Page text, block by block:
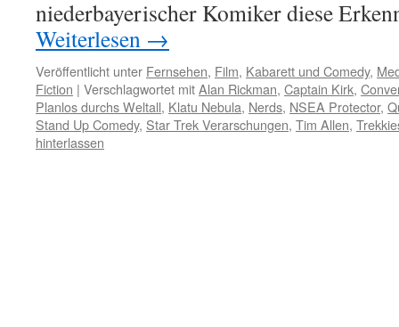
niederbayerischer Komiker diese
Weiterlesen →
Veröffentlicht unter Fernsehen, Film, Kabarett und Comedy,
Fiction | Verschlagwortet mitAlan Rickman, Captain Kirk,
Planlos durchs Weltall, Klatu Nebula, Nerds, NSEA Protector,
Stand Up Comedy, Star Trek Verarschungen, Tim Allen,
hinterlassen